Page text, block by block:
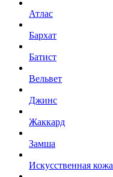
Атлас
Бархат
Батист
Вельвет
Джинс
Жаккард
Замша
Искусственная кожа